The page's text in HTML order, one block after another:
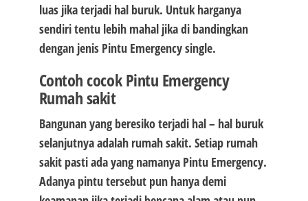
luas jika terjadi hal buruk. Untuk harganya
sendiri tentu lebih mahal jika di bandingkan
dengan jenis Pintu Emergency single.
Contoh cocok Pintu Emergency
Rumah sakit
Bangunan yang beresiko terjadi hal – hal buruk
selanjutnya adalah rumah sakit. Setiap rumah
sakit pasti ada yang namanya Pintu Emergency.
Adanya pintu tersebut pun hanya demi